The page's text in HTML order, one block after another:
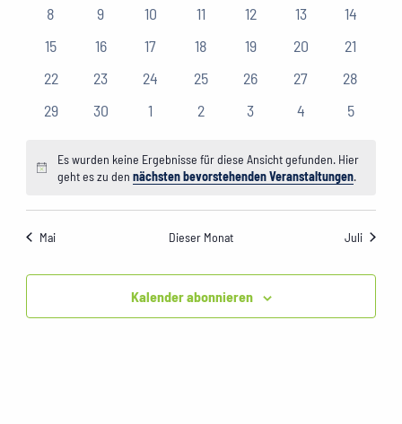
VeranstaltungenVeranstaltungen
VeranstaltungenVeranstaltungen
Veranstaltungen
Veranstaltungen
0
Veranstaltungen
8
0
Veranstaltungen
9
0
Veranstaltungen
10
0
Veranstaltungen
11
0
Veranstaltungen
12
0
Veranstaltungen
13
0
14
0
Veranstaltungen
15
0
Veranstaltungen
16
0
Veranstaltungen
17
0
Veranstaltungen
18
0
Veranstaltungen
19
0
Veranstaltungen
20
0
21
0
Veranstaltungen
22
0
Veranstaltungen
23
0
Veranstaltungen
24
0
Veranstaltungen
25
0
Veranstaltungen
26
0
Veranstaltungen
27
0
28
0
29
0
30
01
0
2
0
3
0
4
0
5
Hinweis
Es wurden keine Ergebnisse für diese Ansicht gefunden. Hier
geht es zu den nächsten bevorstehenden Veranstaltungen.
Mai Dieser Monat Juli
Kalender abonnieren